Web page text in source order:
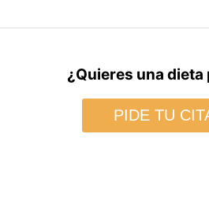
¿Quieres una
PIDE TU